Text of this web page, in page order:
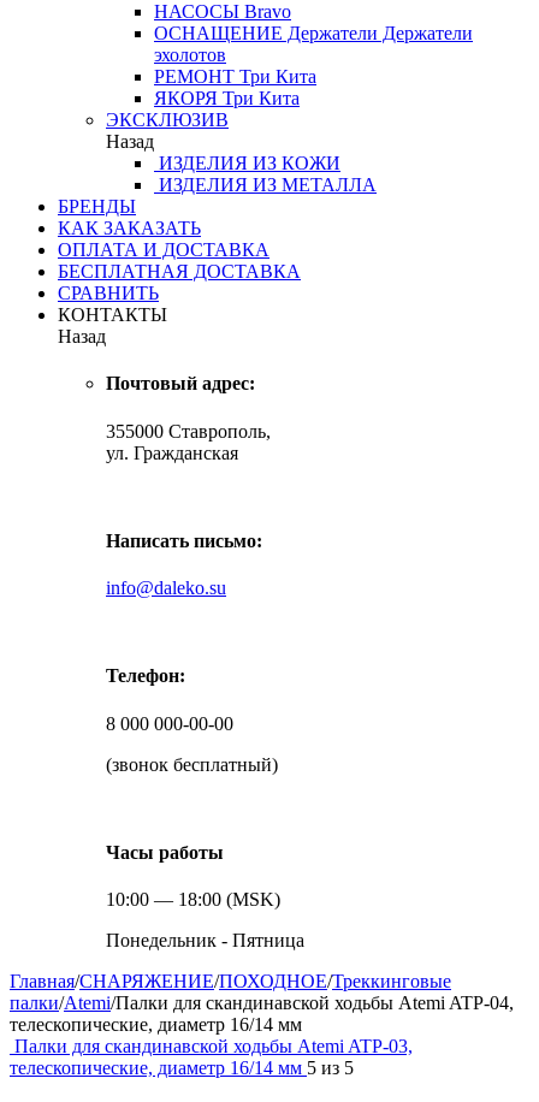
НАСОСЫ Bravo
ОСНАЩЕНИЕ Держатели Держатели
эхолотов
РЕМОНТ Три Кита
ЯКОРЯ Три Кита
ЭКСКЛЮЗИВ
Назад
ИЗДЕЛИЯ ИЗ КОЖИ
ИЗДЕЛИЯ ИЗ МЕТАЛЛА
БРЕНДЫ
КАК ЗАКАЗАТЬ
ОПЛАТА И ДОСТАВКА
БЕСПЛАТНАЯ ДОСТАВКА
СРАВНИТЬ
КОНТАКТЫ
Назад
Почтовый адрес:
355000 Ставрополь,
ул. Гражданская
Написать письмо:
info@daleko.su
Телефон:
8 000 000-00-00
(звонок бесплатный)
Часы работы
10:00 — 18:00 (MSK)
Понедельник - Пятница
Главная/СНАРЯЖЕНИЕ/ПОХОДНОЕ/Треккинговые
палки/Atemi/Палки для скандинавской ходьбы Atemi ATP-04,
телескопические, диаметр 16/14 мм
Палки для скандинавской ходьбы Atemi ATP-03,
телескопические, диаметр 16/14 мм 5 из 5